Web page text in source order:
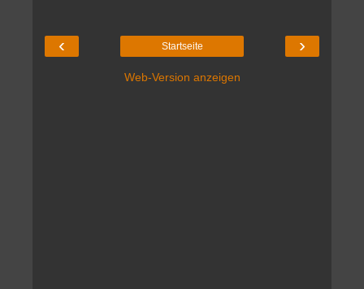
‹ ›
Startseite
Web-Version anzeigen